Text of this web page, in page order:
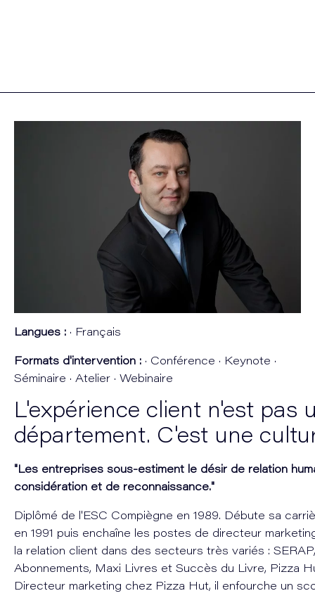
Langues : · Français
Formats d'intervention : · Conférence · Keynote ·
Séminaire · Atelier · Webinaire
L'expérience client n'est pas
département. C'est une
"Les entreprises sous-estiment le désir de relation
considération et de reconnaissance."
Diplômé de l'ESC Compiègne en 1989. Débute sa
en 1991 puis enchaîne les postes de directeur
la relation client dans des secteurs très variés :
Abonnements, Maxi Livres et Succès du Livre, Pizza
Directeur marketing chez Pizza Hut, il enfourche un